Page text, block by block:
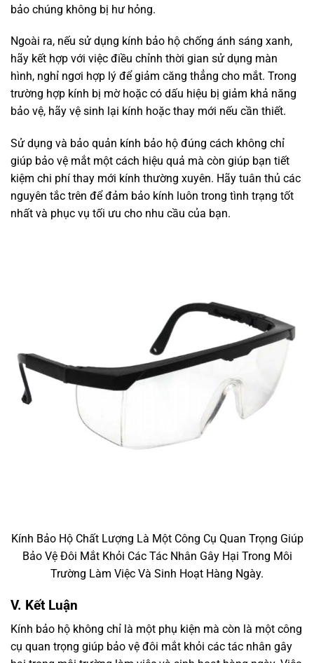
bảo chúng không bị hư hỏng.
Ngoài ra, nếu sử dụng kính bảo hộ chống ánh sáng xanh,
hãy kết hợp với việc điều chỉnh thời gian sử dụng màn
hình, nghỉ ngơi hợp lý để giảm căng thẳng cho mắt. Trong
trường hợp kính bị mờ hoặc có dấu hiệu bị giảm khả năng
bảo vệ, hãy vệ sinh lại kính hoặc thay mới nếu cần thiết.
Sử dụng và bảo quản kính bảo hộ đúng cách không chỉ
giúp bảo vệ mắt một cách hiệu quả mà còn giúp bạn tiết
kiệm chi phí thay mới kính thường xuyên. Hãy tuân thủ các
nguyên tắc trên để đảm bảo kính luôn trong tình trạng tốt
nhất và phục vụ tối ưu cho nhu cầu của bạn.
Kính Bảo Hộ Chất Lượng Là Một Công Cụ Quan Trọng Giúp
Bảo Vệ Đôi Mắt Khỏi Các Tác Nhân Gây Hại Trong Môi
Trường Làm Việc Và Sinh Hoạt Hàng Ngày.
V. Kết Luận
Kính bảo hộ không chỉ là một phụ kiện mà còn là một công
cụ quan trọng giúp bảo vệ đôi mắt khỏi các tác nhân gây